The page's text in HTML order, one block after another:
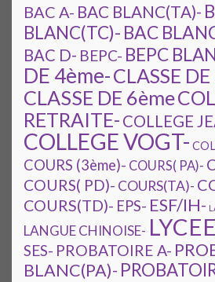
BAC A- BAC BLANC(TA)-
BLANC(TC)- BAC
BAC D- BEPC- BEPC
DE 4ème-CLASSE
CLASSE DE 6ème
RETRAITE- COLLEGE
COLLEGE VOGT-
COURS (3ème)- COURS( PA)-
COURS( PD)- COURS(TA)-
COURS(TD)- EPS- ESF/IH-
LANGUE CHINOISE-
SES- PROBATOIRE A-
BLANC(PA)-